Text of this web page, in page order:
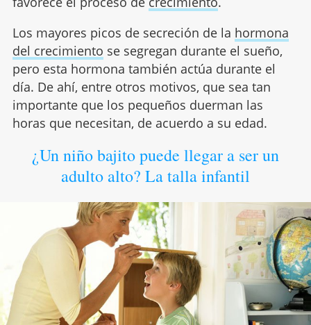
Los mayores picos de secreción de la hormona
del crecimiento se segregan durante el sueño,
pero esta hormona también actúa durante el
día. De ahí, entre otros motivos, que sea tan
importante que los pequeños duerman las
horas que necesitan, de acuerdo a su edad.
¿Un niño bajito puede llegar a ser un
adulto alto? La talla infantil